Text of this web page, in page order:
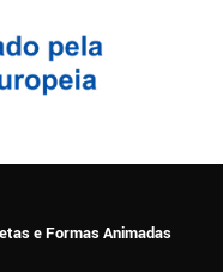
e Formas Animadas